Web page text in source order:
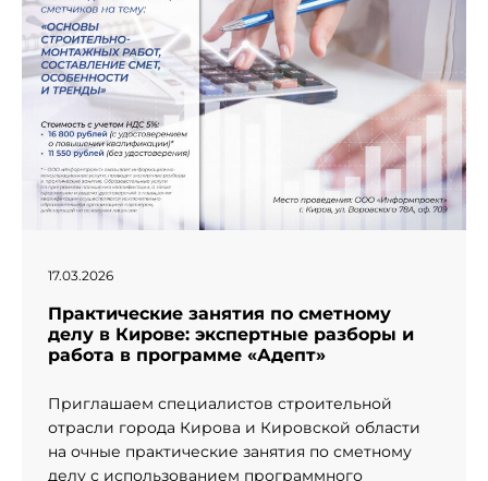
17.03.2026
Практические занятия по сметному
делу в Кирове: экспертные разборы и
работа в программе «Адепт»
Приглашаем специалистов строительной
отрасли города Кирова и Кировской области
на очные практические занятия по сметному
делу с использованием программного